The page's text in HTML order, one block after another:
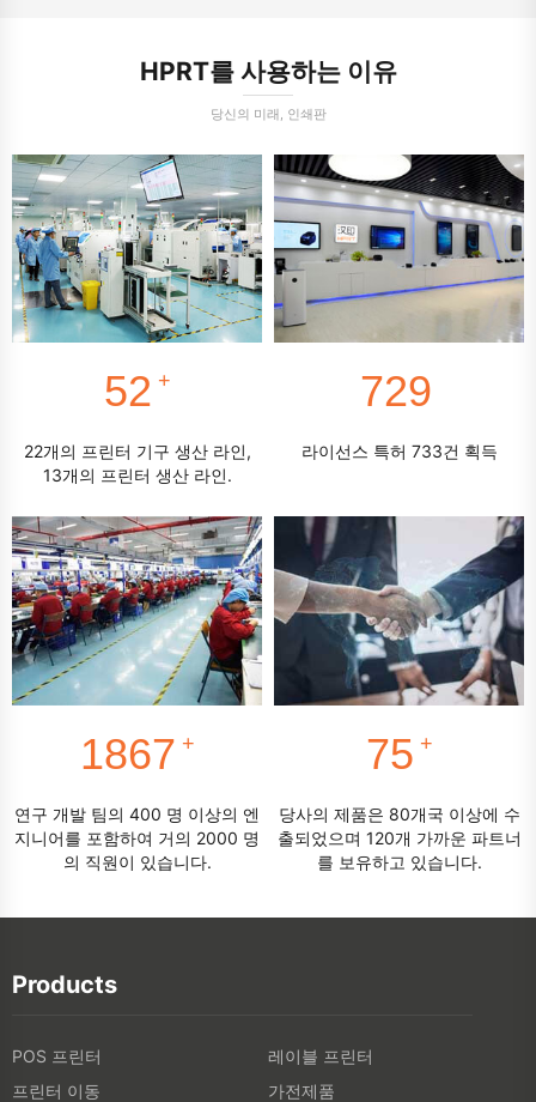
HPRT를 사용하는 이유
당신의 미래, 인쇄판
56 +
22개의 프린터 기구 생산 라인,
13개의 프린터 생산 라인.
781
라이선스 특허 733건 획득
2000 +
연구 개발 팀의 400 명 이상의 엔
지니어를 포함하여 거의 2000 명
의 직원이 있습니다.
80 +
당사의 제품은 80개국 이상에 수
출되었으며 120개 가까운 파트너
를 보유하고 있습니다.
Products
POS 프린터
레이블 프린터
프린터 이동
가전제품